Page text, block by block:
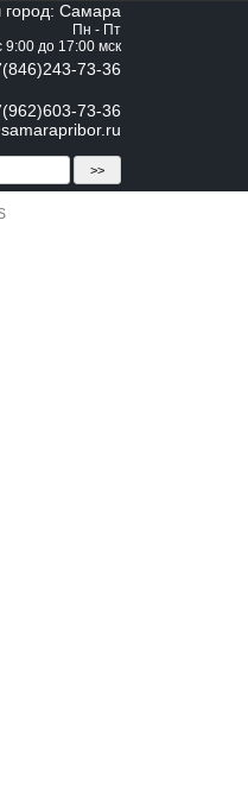
Самара
Пн - Пт
9:00 до 17:00 мск
73-36
73-36